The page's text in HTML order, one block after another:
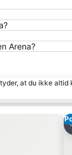
Arena?
at du ikke